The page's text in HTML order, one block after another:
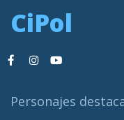
CiPol
Personajes